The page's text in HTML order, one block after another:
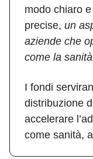
modo chiaro
precise, un
aziende che
come la
I fondi
distribuzione
accelerare
come sanità,